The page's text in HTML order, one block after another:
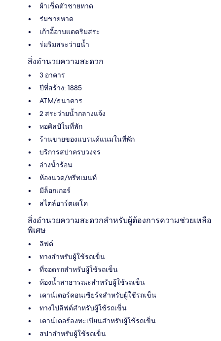
ผ้าเช็ดตัวชายหาด
ร่มชายหาด
เก้าอี้อาบแดดริมสระ
ร่มริมสระว่ายน้ำ
สิ่งอำนวยความสะดวก
3 อาคาร
ปีที่สร้าง: 1885
ATM/ธนาคาร
2 สระว่ายน้ำกลางแจ้ง
หอศิลป์ในที่พัก
ร้านขายของแบรนด์แนมในที่พัก
บริการสปาครบวงจร
อ่างน้ำร้อน
ห้องนวด/ทรีทเมนท์
มีล็อกเกอร์
สไตล์อาร์ตเดโค
สิ่งอำนวยความสะดวกสำหรับผู้ต้องการความช่วยเหลือ
พิเศษ
ลิฟต์
ทางสำหรับผู้ใช้รถเข็น
ที่จอดรถสำหรับผู้ใช้รถเข็น
ห้องน้ำสาธารณะสำหรับผู้ใช้รถเข็น
เคาน์เตอร์คอนเซียร์จสำหรับผู้ใช้รถเข็น
ทางไปลิฟต์สำหรับผู้ใช้รถเข็น
เคาน์เตอร์ลงทะเบียนสำหรับผู้ใช้รถเข็น
สปาสำหรับผู้ใช้รถเข็น